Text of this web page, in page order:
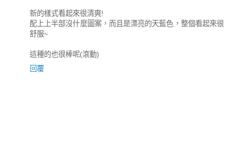
新的樣式看起來很清爽!
配上上半部沒什麼圖案，而且是漂亮的天藍色，整個看起來很
舒服~
這種的也很棒呢(滾動)
回覆